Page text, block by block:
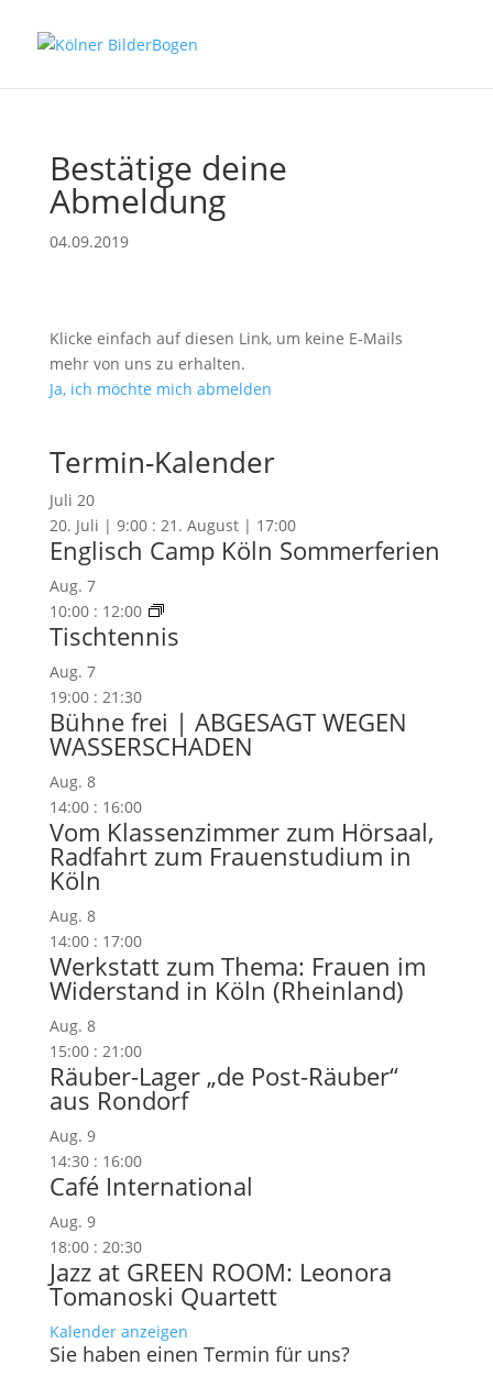
Bestätige deine
Abmeldung
04.09.2019
Klicke einfach auf diesen Link, um keine E-Mails
mehr von uns zu erhalten.
Ja, ich möchte mich abmelden
Termin-Kalender
Juli 20
20. Juli | 9:00: 21. August | 17:00
Englisch Camp Köln Sommerferien
Aug. 7
10:00: 12:00
Tischtennis
Aug. 7
19:00: 21:30
Bühne frei | ABGESAGT WEGEN
WASSERSCHADEN
Aug. 8
14:00: 16:00
Vom Klassenzimmer zum Hörsaal,
Radfahrt zum Frauenstudium in
Köln
Aug. 8
14:00: 17:00
Werkstatt zum Thema: Frauen im
Widerstand in Köln (Rheinland)
Aug. 8
15:00: 21:00
Räuber-Lager „de Post-Räuber“
aus Rondorf
Aug. 9
14:30: 16:00
Café International
Aug. 9
18:00: 20:30
Jazz at GREEN ROOM: Leonora
Tomanoski Quartett
Kalender anzeigen
Sie haben einen Termin für uns?